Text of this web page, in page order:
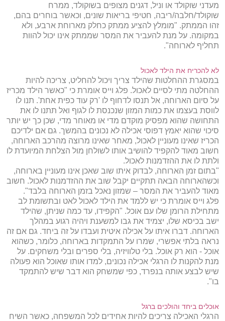
מעדני שוקולד או וניל, דגנים מצופים בשוקולד, ממרח
שוקולד/חלבה/ריבה, חטיפי בריאות שונים, וכאשר בוחרים בהם,
זהו הממתק. "מומלץ להציע ממתק כחלק מארוחת ארבע, ולא
במקומה. על מנת להעביר את המסר שממתק אינו יכול להוות
תחליף לארוחה".
לא להכריח את הילד לאכול
במסגרת ההחלטות שהילד צריך ויכול להחליט, צריכה להיות
ההחלטה מתי לסיים לאכול. פלג וייס אומרת כי "כאשר הילד מכריז
על סיום הארוחה, אל תנסו לדחוף לו 'רק עוד כפית אחת'. תנו לו
לווסת בעצמו את כמות המזון שנכנסת לו לגוף ואל תתנו לו את
התחושה שהוא מפסיק מוקדם מדי או מאוחר מדי, שכן כך יש יותר
סיכוי שהוא יאמץ דפוסי אכילה לא נכונים בהמשך. גם אם ילדיכם
הכריז שאינו מעוניין לאכול, מאחר שאינו מרוצה מהרכב הארוחה,
חשוב מאוד להקפיד להושיב אותו לשולחן מול הצלחת המיועדת לו
ולתת לו את ההזדמנות לאכול.
"בתום זמן הארוחה, לבדוק איתו שוב שאכן אינו מעוניין בארוחה,
וכשהארוחה הבאה תתקיים יקבל שוב את ההזדמנות לאכול. חשוב
מאוד להעביר את המסר – שמזון נאכל בזמן הארוחה בלבד".
פלג וייס אומרת כי יש ללמד את הילד לאכול לאט ובתשומת לב
מתחילת הרומן שלו עם אוכל. "הקפידו, עד כמה שניתן, שהילד
ישב בכיסא שלו, יצמיד את גבו למשענת ויהיה רגוע במהלך
הארוחה. דברו איתו על אכילה איטית ועבדו על זה ביחד. גם אם זה
נראה בלתי אפשרי, שמרו על התמקדות בארוחה, כלומר, כשהוא
אוכל - הוא רק אוכל. בלי טלוויזיה, בלי ספרים ובלי משחקים. על
מנת להקנות לו הרגלי אכילה נכונים, למדו אותו שאוכל הוא פעולה
שיש לבצע אותה בנפרד, כפי שמשחק הוא דבר שיש להתמקד
בו".
אוכלים ביחד והולכים ברגל
הרגלי האכילה צריכים להיות אחידים לכל המשפחה, כאשר השיח